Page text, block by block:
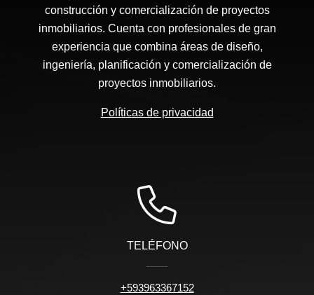
construcción y comercialización de proyectos
inmobiliarios. Cuenta con profesionales de gran
experiencia que combina áreas de diseño,
ingeniería, planificación y comercialización de
proyectos inmobiliarios.
Políticas de privacidad
TELÉFONO
+593963367152